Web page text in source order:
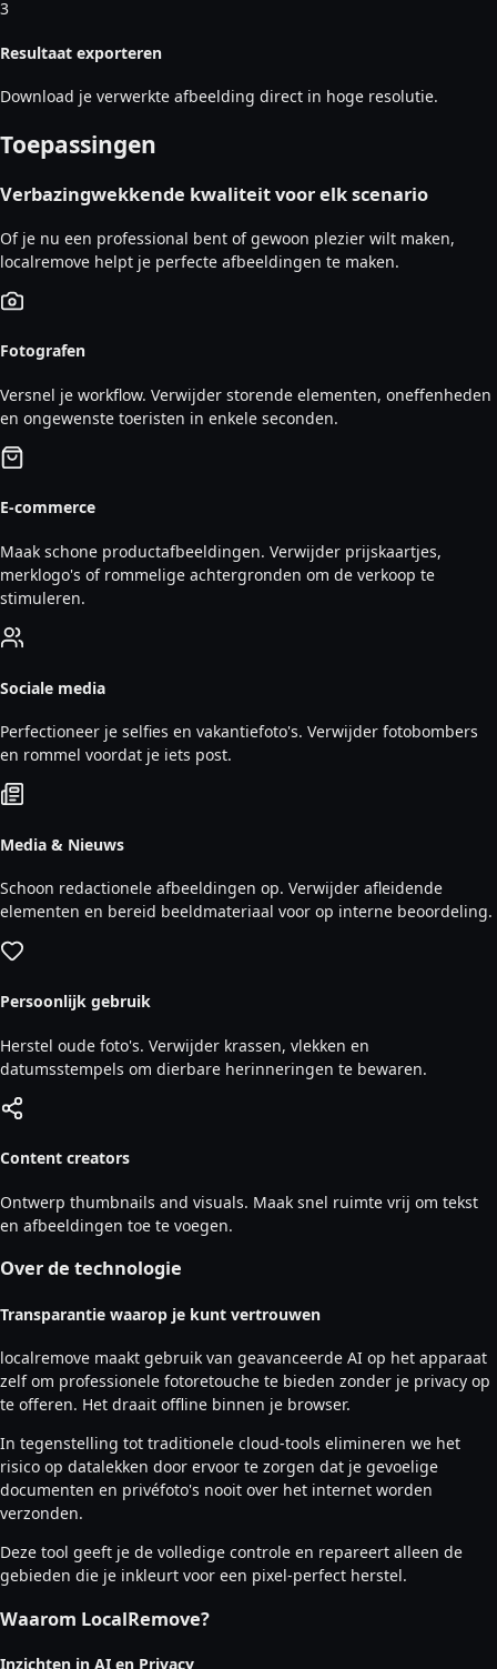
3
Resultaat exporteren
Download je verwerkte afbeelding direct in hoge resolutie.
Toepassingen
Verbazingwekkende kwaliteit voor elk scenario
Of je nu een professional bent of gewoon plezier wilt maken,
localremove helpt je perfecte afbeeldingen te maken.
Fotografen
Versnel je workflow. Verwijder storende elementen, oneffenheden
en ongewenste toeristen in enkele seconden.
E-commerce
Maak schone productafbeeldingen. Verwijder prijskaartjes,
merklogo's of rommelige achtergronden om de verkoop te
stimuleren.
Sociale media
Perfectioneer je selfies en vakantiefoto's. Verwijder fotobombers
en rommel voordat je iets post.
Media & Nieuws
Schoon redactionele afbeeldingen op. Verwijder afleidende
elementen en bereid beeldmateriaal voor op interne beoordeling.
Persoonlijk gebruik
Herstel oude foto's. Verwijder krassen, vlekken en
datumsstempels om dierbare herinneringen te bewaren.
Content creators
Ontwerp thumbnails and visuals. Maak snel ruimte vrij om tekst
en afbeeldingen toe te voegen.
Over de technologie
Transparantie waarop je kunt vertrouwen
localremove maakt gebruik van geavanceerde AI op het apparaat
zelf om professionele fotoretouche te bieden zonder je privacy op
te offeren. Het draait offline binnen je browser.
In tegenstelling tot traditionele cloud-tools elimineren we het
risico op datalekken door ervoor te zorgen dat je gevoelige
documenten en privéfoto's nooit over het internet worden
verzonden.
Deze tool geeft je de volledige controle en repareert alleen de
gebieden die je inkleurt voor een pixel-perfect herstel.
Waarom LocalRemove?
Inzichten in AI en Privacy